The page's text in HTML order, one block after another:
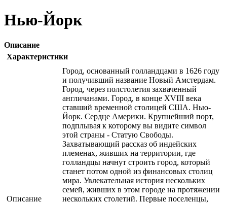
Нью-Йорк
Описание
Характеристики
Описание
Город, основанный голландцами в 1626 году
и получивший название Новый Амстердам.
Город, через полстолетия захваченный
англичанами. Город, в конце XVIII века
ставший временной столицей США. Нью-
Йорк. Сердце Америки. Крупнейший порт,
подплывая к которому вы видите символ
этой страны - Статую Свободы.
Захватывающий рассказ об индейских
племенах, живших на территории, где
голландцы начнут строить город, который
станет потом одной из финансовых столиц
мира. Увлекательная история нескольких
семей, живших в этом городе на протяжении
нескольких столетий. Первые поселенцы,